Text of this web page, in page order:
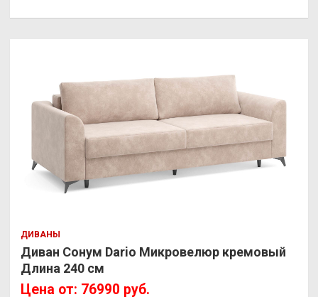
ДИВАНЫ
Диван Сонум Dario Микровелюр кремовый
Длина 240 см
Цена от: 76990 руб.